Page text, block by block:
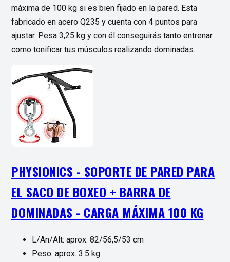
máxima de 100 kg si es bien fijado en la pared. Esta
fabricado en acero Q235 y cuenta con 4 puntos para
ajustar. Pesa 3,25 kg y con él conseguirás tanto entrenar
como tonificar tus músculos realizando dominadas.
PHYSIONICS - SOPORTE DE PARED PARA
EL SACO DE BOXEO + BARRA DE
DOMINADAS - CARGA MÁXIMA 100 KG
L/An/Alt: aprox. 82/56,5/53 cm
Peso: aprox. 3.5 kg